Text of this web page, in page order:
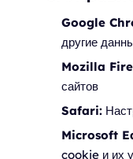
Google
другие
Mozilla
сайтов
Safari:
Microsoft
cookie и их